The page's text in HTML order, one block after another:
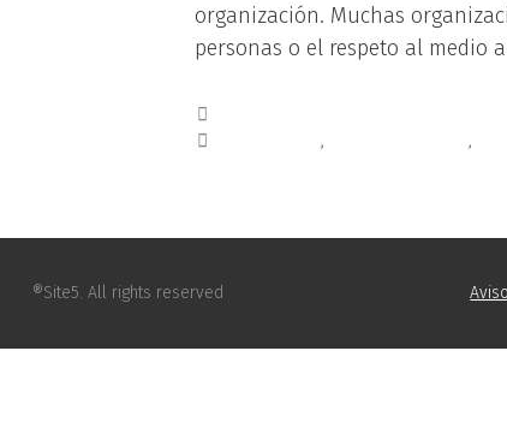
organización. Muchas
personas o el respeto al medio
consultoría, MEDIOAMBIENTE,
®Site5. All rights reserved